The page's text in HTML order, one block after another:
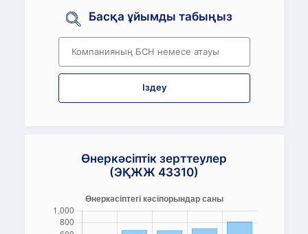
Басқа ұйымды табыңыз
Іздеу
Өнеркәсіптік зерттеулер
(ЭҚЖЖ 43310)